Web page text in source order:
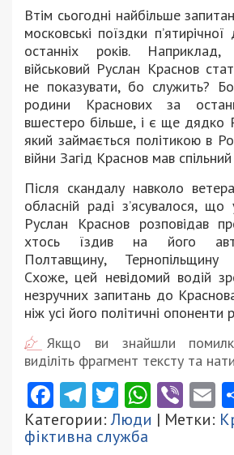
Втім сьогодні найбільше
московські поїздки
останніх років.
військовий Руслан Краснов
не показувати, бо служить?
родини Краснових за
вшестеро більше, і є ще дядко
який займається політикою в
війни Загід Краснов мав спільний
Після скандалу навколо
обласній раді з’ясувалося,
Руслан Краснов розповідав
хтось їздив на його
Полтавщину,
Схоже, цей невідомий водій
незручних запитань до
ніж усі його політичні опоненти
Якщо ви знайшли
виділіть фрагмент тексту та
Facebook
Telegram
Twitter
Категории:Люди | Метки:
фіктивна служба